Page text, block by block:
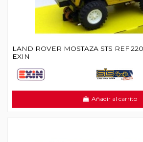
LAND ROVER MOSTAZA STS
EXIN
Añadir al carrito